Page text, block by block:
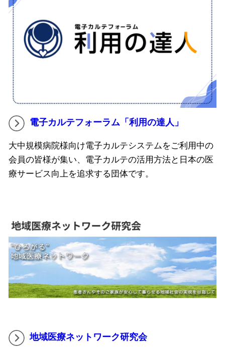
電子カルテフォーラム「利用の達人」
大中規模病院様向け電子カルテシステムをご利用中の
会員の皆様が集い、電子カルテの活用方法と日本の医
療サービス向上を追求する団体です。
地域医療ネットワーク研究会